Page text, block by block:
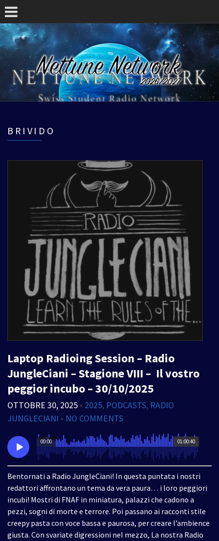
BRIVIDO
Laptop Radioing Session – Radio
JungleCiani – Stagione VIII – Il vostro
peggior incubo – 30/10/2025
OTTOBRE 30, 2025 • 2025, PODCASTS, RADIO
JUNGLECIANI • NO COMMENTS
01:00:40
00:00
Bentornati a Radio JungleCiani! In questa puntata i nostri
redattori affrontano un tema da vera paura… i loro peggiori
incubi! Mostri di FNAF in miniatura, palazzi che cadono a
pezzi, sogni di morte e terrore. Poi passano ai racconti stile
creepy pasta con voce bassa e paurosa, per creare l’ambience
giusta. Con svariate digressioni nel mezzo, La nostra Radio